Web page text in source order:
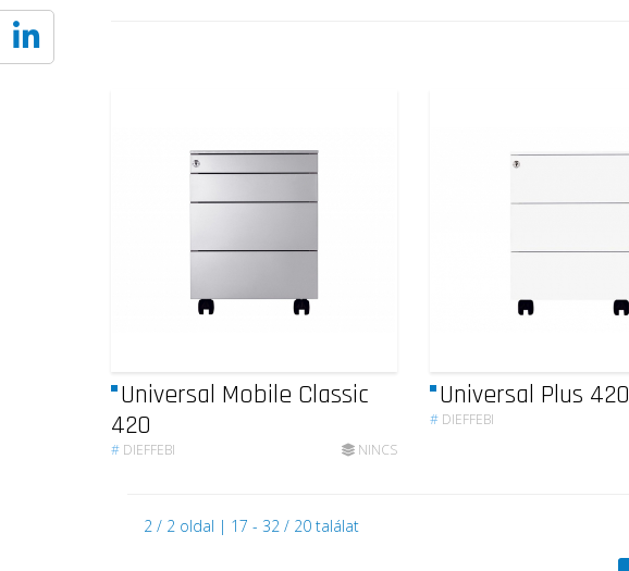
Universal Mobile Classic
420
# DIEFFEBI NINCS
Universal Plus 420
# DIEFFEBI
2 / 2 oldal | 17 - 32 / 20 találat